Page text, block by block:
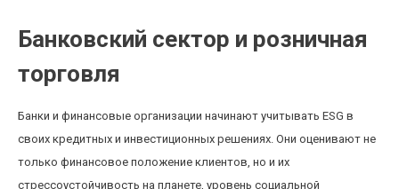
Банковский сектор и розничная
торговля
Банки и финансовые организации начинают учитывать ESG в
своих кредитных и инвестиционных решениях. Они оценивают не
только финансовое положение клиентов, но и их
стрессоустойчивость на планете, уровень социальной